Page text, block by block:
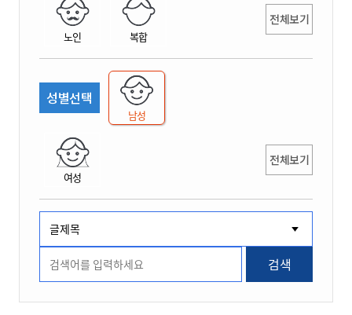
노인 복합
전체보기
성별선택
남성
여성
전체보기
검색